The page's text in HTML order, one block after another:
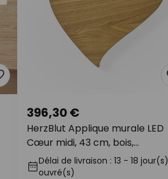
HerzBlut Applique murale LED
Cœur midi, 43 cm, bois,
connecteur
396,30 €
Délai de livraison : 13 - 18 jour(s)
ouvré(s)